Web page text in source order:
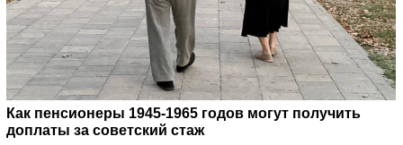
Как пенсионеры 1945-1965 годов могут получить
доплаты за советский стаж